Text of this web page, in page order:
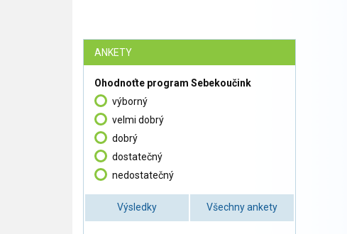
ANKETY
Ohodnoťte program Sebekoučink
výborný
velmi dobrý
dobrý
dostatečný
nedostatečný
Výsledky Všechny ankety